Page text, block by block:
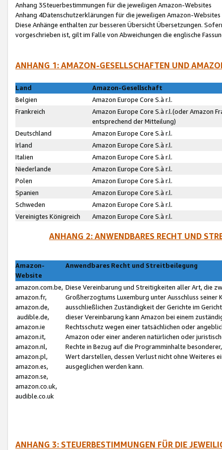
Anhang 3Steuerbestimmungen für die jeweiligen Amazon-Websites
Anhang 4Datenschutzerklärungen für die jeweiligen Amazon-Websites
Diese Anhänge enthalten zur besseren Übersicht Übersetzungen.
vorgeschrieben ist, gilt im Falle von Abweichungen die englische
ANHANG 1: AMAZON-GESELLSCHAFTEN UND
Land
Amazon-Gesellschaft
Belgien
Amazon Europe Core S.à r.l.
Frankreich
Amazon Europe Core S.à r.l.(oder Amazon
entsprechend der Mitteilung)
Deutschland
Amazon Europe Core S.à r.l.
Irland
Amazon Europe Core S.à r.l.
Italien
Amazon Europe Core S.à r.l.
Niederlande
Amazon Europe Core S.à r.l.
Polen
Amazon Europe Core S.à r.l.
Spanien
Amazon Europe Core S.à r.l.
Schweden
Amazon Europe Core S.à r.l.
Vereinigtes Königreich
Amazon Europe Core S.à r.l.
ANHANG 2: ANWENDBARES RECHT UND
Amazon-
Website
Anwendbares Recht und Streitbeilegung
amazon.com.be,
amazon.fr,
amazon.de,
audible.de,
amazon.ie
amazon.it,
amazon.nl,
amazon.pl,
amazon.es,
amazon.se,
amazon.co.uk,
audible.co.uk
Diese Vereinbarung und Streitigkeiten aller Art, die
Großherzogtums Luxemburg unter Ausschluss
ausschließlichen Zuständigkeit der Gerichte im
dieser Vereinbarung kann Amazon bei einem
Rechtsschutz wegen einer tatsächlichen oder
Amazon oder einer anderen natürlichen oder
Rechte in Bezug auf die Programminhalte
Wert darstellen, dessen Verlust nicht ohne Weiteres
ausgeglichen werden kann.
ANHANG 3: STEUERBESTIMMUNGEN FÜR DIE